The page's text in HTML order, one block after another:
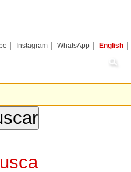
Instagram WhatsApp English